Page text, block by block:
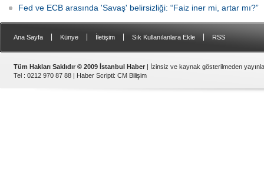
Fed ve ECB arasında 'Savaş' belirsizliği: “Faiz iner mi, artar mı?”
Ana Sayfa Künye İletişim Sık Kullanılanlara Ekle RSS
Tüm Hakları Saklıdır © 2009 İstanbul Haber | İzinsiz ve kaynak gösterilmeden
Tel : 0212 970 87 88 | Haber Scripti: CM Bilişim